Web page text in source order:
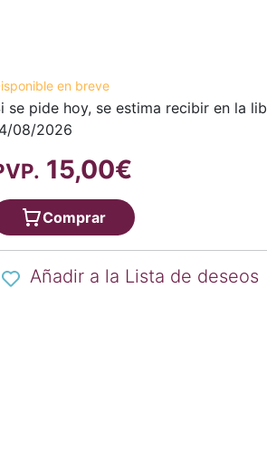
en breve
se pide hoy, se estima recibir en la
08/2026
15,00€
Comprar
Añadir a la Lista de deseos